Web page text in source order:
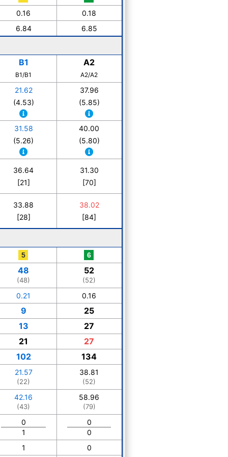
0.16
0.18
6.84
6.85
B1
B1/B1
A2
A2/A2
21.62
(4.53)
37.96
(5.85)
31.58
(5.26)
40.00
(5.80)
36.64
[21]
31.30
[70]
33.88
[28]
38.02
[84]
48
(48)
52
(52)
0.21 0.16
9
25
13
27
21
27
102
134
21.57
(22)
38.81
(52)
42.16
(43)
58.96
(79)
0
1
0
0
1
0